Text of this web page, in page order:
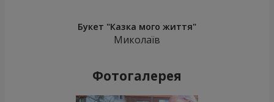
Букет "Казка мого життя"
Миколаїв
Фотогалерея